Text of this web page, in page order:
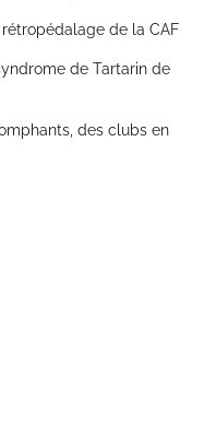
rétropédalage de la CAF
de Tartarin de
des clubs en